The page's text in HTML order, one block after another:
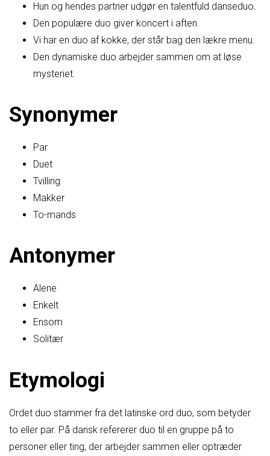
Hun og hendes partner udgør en talentfuld danseduo.
Den populære duo giver koncert i aften.
Vi har en duo af kokke, der står bag den lækre menu.
Den dynamiske duo arbejder sammen om at løse
mysteriet.
Synonymer
Par
Duet
Tvilling
Makker
To-mands
Antonymer
Alene
Enkelt
Ensom
Solitær
Etymologi
Ordet duo stammer fra det latinske ord duo, som betyder
to eller par. På dansk refererer duo til en gruppe på to
personer eller ting, der arbejder sammen eller optræder